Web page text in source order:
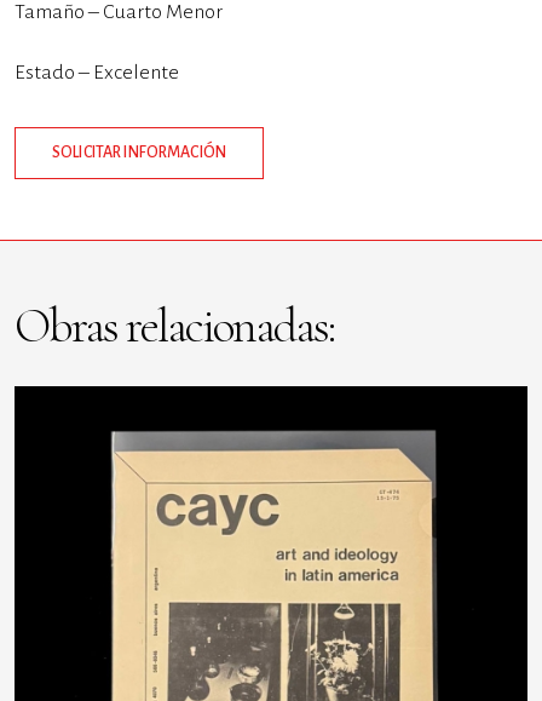
Tamaño – Cuarto Menor
Estado – Excelente
SOLICITAR INFORMACIÓN
Obras relacionadas: